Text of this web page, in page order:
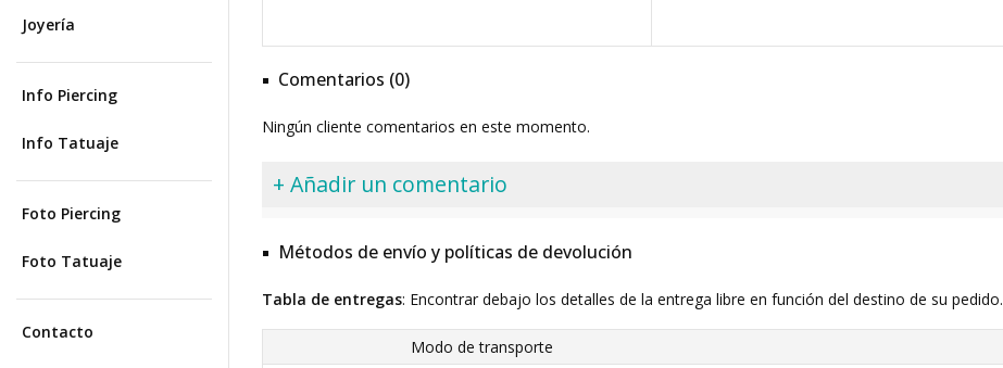
Joyería
Info Piercing
Info Tatuaje
Foto Piercing
Foto Tatuaje
Contacto
Comentarios (0)
Ningún cliente comentarios en este momento.
+ Añadir un comentario
Métodos de envío y políticas de devolución
Tabla de entregas: Encontrar debajo los detalles de la entrega libre en función del destino de su pedido.
Modo de transporte